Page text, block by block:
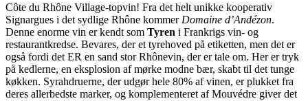
Côte du Rhône Village-topvin! Fra det helt unikke kooperativ
Signargues i det sydlige Rhône kommerDomaine d’Andézon.
Denne enorme vin er kendt som Tyren i Frankrigs vin- og
restaurantkredse. Bevares, der et tyrehoved på etiketten, men det er
også fordi det ER en sand stor Rhônevin, der er tale om. Her er tryk
på kedlerne, en eksplosion af mørke modne bær, skabt til det tunge
køkken. Syrahdruerne, der udgør hele 80% af vinen, er plukket fra
deres allerbedste marker, og komplementeret af Mouvédre giver det